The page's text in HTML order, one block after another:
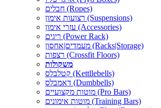
חבלים (Ropes)
רצועות אימון (Suspensions)
עזרי אימון (Accessories)
ריגים (Power Rack)
מעמדים|אחסון (Racks|Storage)
רצפות (Crossfit Floors)
משקולות
קטלבלס (Kettllebells)
דאמבלס (Dumbbells)
מוטות מקצועיים (Pro Bars)
מוטות אימונים (Training Bars)